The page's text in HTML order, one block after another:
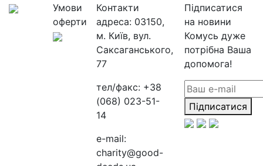
Умови
оферти
Контакти
адреса: 03150,
м. Київ, вул.
Саксаганського,
77
тел/факс: +38
(068) 023-51-
14
e-mail:
charity@good-
Підписатися
на новини
Комусь дуже
потрібна Ваша
допомога!
Підписатися